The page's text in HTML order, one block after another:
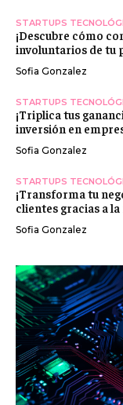
STARTUPS
¡Descubre cómo
involuntarios de tu
Sofia Gonzalez
STARTUPS
¡Triplica tus
inversión en
Sofia Gonzalez
STARTUPS
¡Transforma tu
clientes gracias a
Sofia Gonzalez